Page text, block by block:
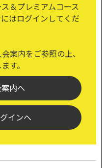
＆プレミアムコース
はログインしてくだ
案内をご参照の上、
す。
内へ
インへ